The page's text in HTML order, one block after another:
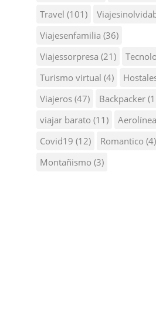
Travel (101)
Viajesenfamilia (36)
Viajessorpresa (21)
Turismo virtual (4)
Viajeros (47) Backpacker
viajar barato (11)
Covid19 (12) Romantico (4)
Montañismo (3)